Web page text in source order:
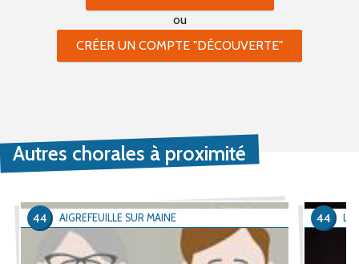
ou
CRÉER UN COMPTE "DÉCOUVERTE"
Autres chorales à proximité
AIGREFEUILLE SUR MAINE
44 LA
44